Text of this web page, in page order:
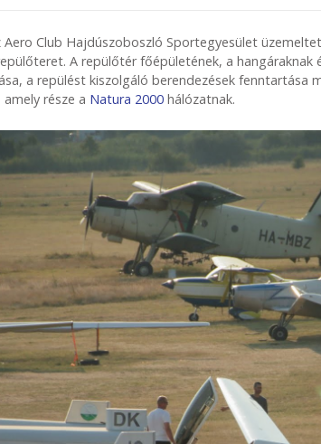
Aero Club Hajdúszoboszló Sportegyesület
A repülőtér főépületének, a hangáraknak
a repülést kiszolgáló berendezések fenntartása
része a Natura 2000 hálózatnak.